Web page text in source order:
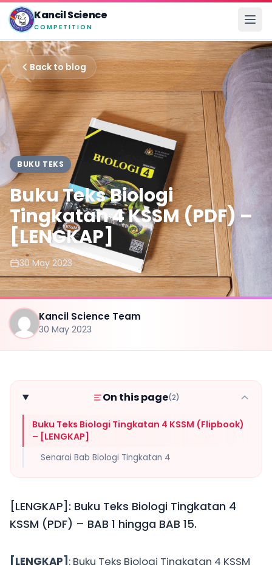
Kancil Science
COMPETITION
Back to blog
BUKU TEKS
Buku Teks Biologi
Tingkatan 4 KSSM (PDF) –
[LENGKAP]
30 May 2023
Kancil Science Team
30 May 2023
On this page(2)
Buku Teks Biologi Tingkatan 4 KSSM (Flipbook)
– [LENGKAP]
Senarai Bab Biologi Tingkatan 4
[LENGKAP]: Buku Teks Biologi Tingkatan 4
KSSM (PDF) – BAB 1 hingga BAB 15.
[LENGKAP] : Buku Teks Biologi Tingkatan 4 KSSM